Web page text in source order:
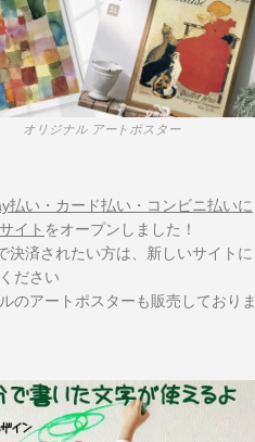
オリジナル アートポスター
払い・カード払い・コンビニ払いに
イト をオープンしました！
決済されたい方は、新しいサイトに
ださい
のアートポスターも販売しておりま